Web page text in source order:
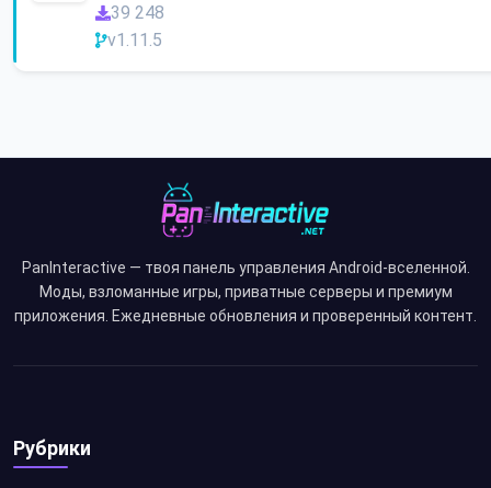
39 248
v1.11.5
PanInteractive — твоя панель управления Android-вселенной.
Моды, взломанные игры, приватные серверы и премиум
приложения. Ежедневные обновления и проверенный контент.
Рубрики